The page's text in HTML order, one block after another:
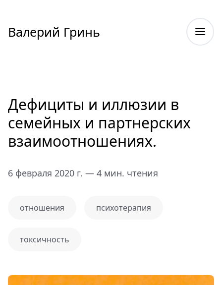
Валерий Гринь
Дефициты и иллюзии в
семейных и партнерских
взаимоотношениях.
6 февраля 2020 г. — 4 мин. чтения
отношения психотерапия
токсичность